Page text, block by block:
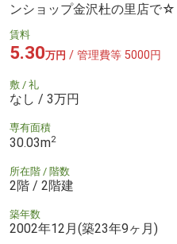
ンショップ金沢杜の里店で☆
賃料
5.30万円 / 管理費等 5000円
敷 / 礼
なし / 3万円
専有面積
30.03m2
所在階 / 階数
2階 / 2階建
築年数
2002年12月(築23年9ヶ月)